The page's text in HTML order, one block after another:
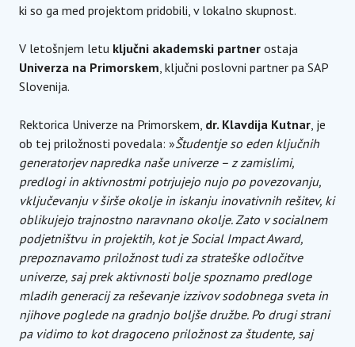
ki so ga med projektom pridobili, v lokalno skupnost.
V letošnjem letu ključni akademski partner ostaja
Univerza na Primorskem, ključni poslovni partner pa SAP
Slovenija.
Rektorica Univerze na Primorskem, dr. Klavdija Kutnar, je
ob tej priložnosti povedala: »Študentje so eden ključnih
generatorjev napredka naše univerze – z zamislimi,
predlogi in aktivnostmi potrjujejo nujo po povezovanju,
vključevanju v širše okolje in iskanju inovativnih rešitev, ki
oblikujejo trajnostno naravnano okolje. Zato v socialnem
podjetništvu in projektih, kot je Social Impact Award,
prepoznavamo priložnost tudi za strateške odločitve
univerze, saj prek aktivnosti bolje spoznamo predloge
mladih generacij za reševanje izzivov sodobnega sveta in
njihove poglede na gradnjo boljše družbe. Po drugi strani
pa vidimo to kot dragoceno priložnost za študente, saj